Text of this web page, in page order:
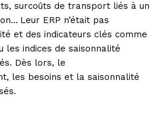
surcoûts de transport liés à un
Leur ERP n’était pas
et des indicateurs clés comme
les indices de saisonnalité
Dès lors, le
les besoins et la saisonnalité